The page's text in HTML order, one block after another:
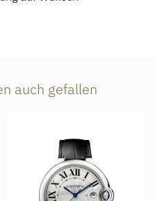
auch gefallen